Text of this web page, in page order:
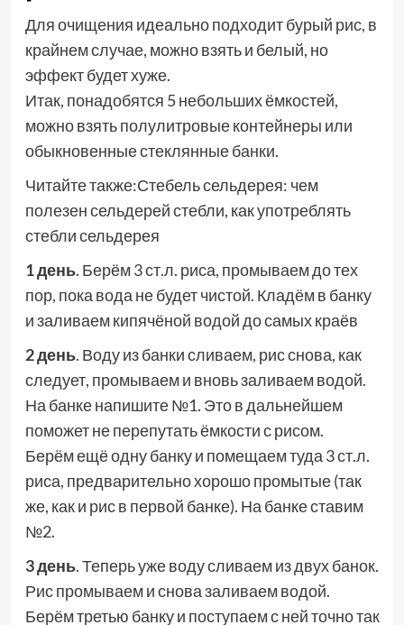
Для очищения идеально подходит бурый рис, в
крайнем случае, можно взять и белый, но
эффект будет хуже.
Итак, понадобятся 5 небольших ёмкостей,
можно взять полулитровые контейнеры или
обыкновенные стеклянные банки.
Читайте также:Стебель сельдерея: чем
полезен сельдерей стебли, как употреблять
стебли сельдерея
1 день. Берём 3 ст.л. риса, промываем до тех
пор, пока вода не будет чистой. Кладём в банку
и заливаем кипячёной водой до самых краёв
2 день. Воду из банки сливаем, рис снова, как
следует, промываем и вновь заливаем водой.
На банке напишите №1. Это в дальнейшем
поможет не перепутать ёмкости с рисом.
Берём ещё одну банку и помещаем туда 3 ст.л.
риса, предварительно хорошо промытые (так
же, как и рис в первой банке). На банке ставим
№2.
3 день. Теперь уже воду сливаем из двух банок.
Рис промываем и снова заливаем водой.
Берём третью банку и поступаем с ней точно так